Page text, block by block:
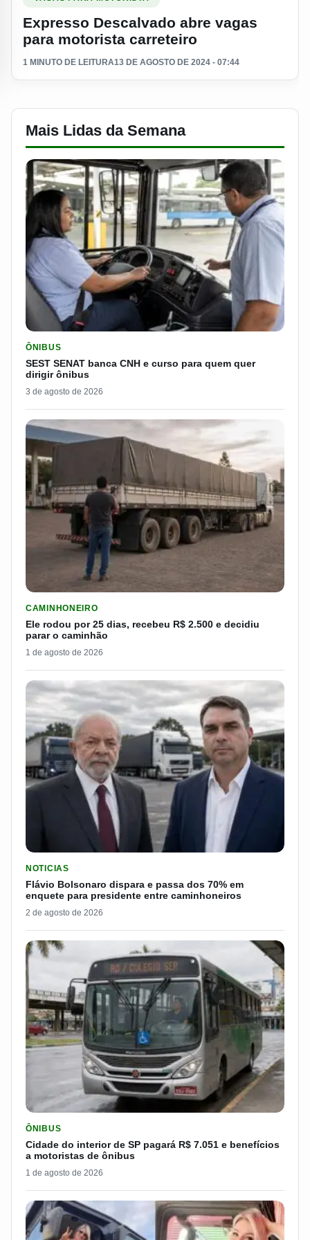
Expresso Descalvado abre vagas
para motorista carreteiro
1 MINUTO DE LEITURA13 DE AGOSTO DE 2024 - 07:44
Mais Lidas da Semana
ÔNIBUS
SEST SENAT banca CNH e curso para quem quer
dirigir ônibus
3 de agosto de 2026
CAMINHONEIRO
Ele rodou por 25 dias, recebeu R$ 2.500 e decidiu
parar o caminhão
1 de agosto de 2026
NOTICIAS
Flávio Bolsonaro dispara e passa dos 70% em
enquete para presidente entre caminhoneiros
2 de agosto de 2026
ÔNIBUS
Cidade do interior de SP pagará R$ 7.051 e benefícios
a motoristas de ônibus
1 de agosto de 2026